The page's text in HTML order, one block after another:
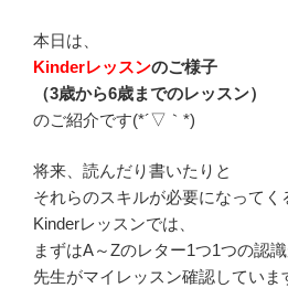
本日は、
Kinderレッスンのご様子
（3歳から6歳までのレッスン）
のご紹介です(*´▽｀*)
将来、読んだり書いたりと
それらのスキルが必要になってく
Kinderレッスンでは、
まずはA～Zのレター1つ1つの認
先生がマイレッスン確認していま